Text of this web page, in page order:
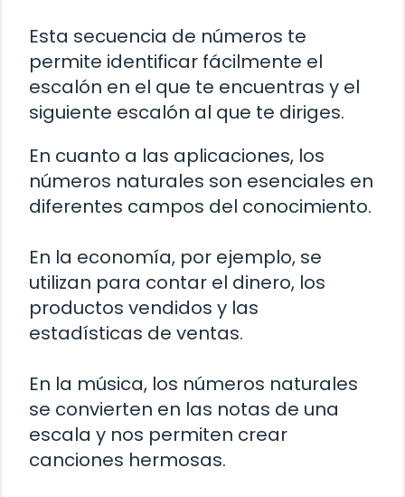
Esta secuencia de números te
permite identificar fácilmente el
escalón en el que te encuentras y el
siguiente escalón al que te diriges.
En cuanto a las aplicaciones, los
números naturales son esenciales en
diferentes campos del conocimiento.
En la economía, por ejemplo, se
utilizan para contar el dinero, los
productos vendidos y las
estadísticas de ventas.
En la música, los números naturales
se convierten en las notas de una
escala y nos permiten crear
canciones hermosas.